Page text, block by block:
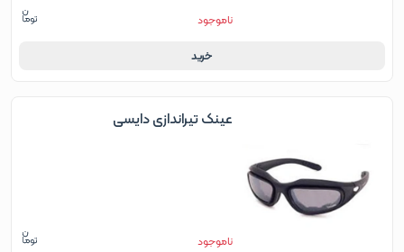
ناموجود
خرید
عینک تیراندازی دایسی
ناموجود